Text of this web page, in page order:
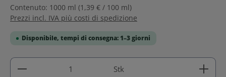
Contenuto: 1000 ml (1,39 € / 100 ml)
Prezzi incl. IVA più costi di spedizione
Disponibile, tempi di consegna: 1–3 giorni
Quantità del prodotto: inserisci la quantità
Stk